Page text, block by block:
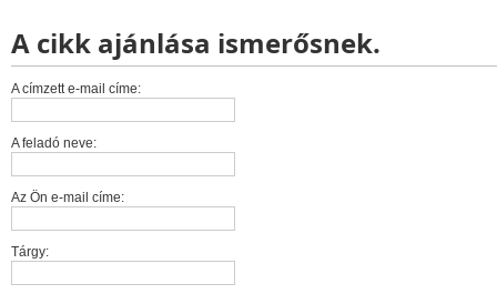
A cikk ajánlása ismerősnek.
A címzett e-mail címe:
A feladó neve:
Az Ön e-mail címe:
Tárgy: